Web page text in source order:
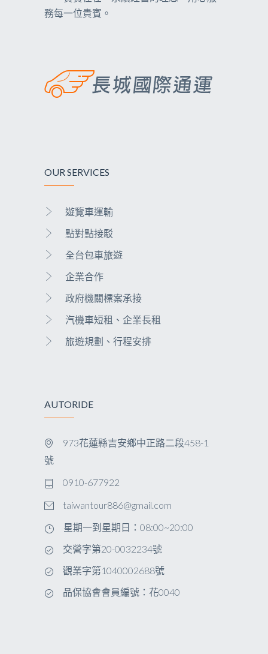
務每一位貴賓。
OUR SERVICES
遊覽車運輸
點對點接駁
全台包車旅遊
企業合作
政府機關標案承接
汽機車短租、企業長租
旅遊規劃、行程安排
AUTORIDE
973花蓮縣吉安鄉中正路二段458-1
號
0910-677922
taiwantour886@gmail.com
星期一到星期日：08:00~20:00
交營字第20-0032234號
觀業字第1040002688號
品保協會會員編號：花0040